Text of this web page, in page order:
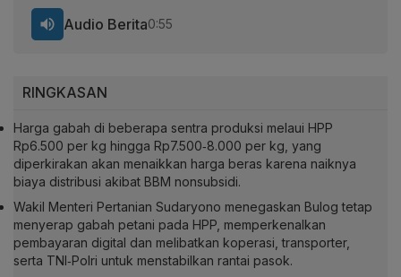
RINGKASAN
Harga gabah di beberapa sentra produksi melaui HPP
Rp6.500 per kg hingga Rp7.500‑8.000 per kg, yang
diperkirakan akan menaikkan harga beras karena naiknya
biaya distribusi akibat BBM nonsubsidi.
Wakil Menteri Pertanian Sudaryono menegaskan Bulog tetap
menyerap gabah petani pada HPP, memperkenalkan
pembayaran digital dan melibatkan koperasi, transporter,
serta TNI‑Polri untuk menstabilkan rantai pasok.
Audio Berita0:55